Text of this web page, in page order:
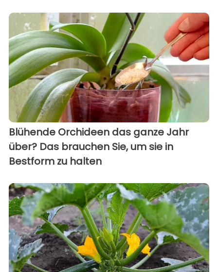
Blühende Orchideen das ganze Jahr
über? Das brauchen Sie, um sie in
Bestform zu halten